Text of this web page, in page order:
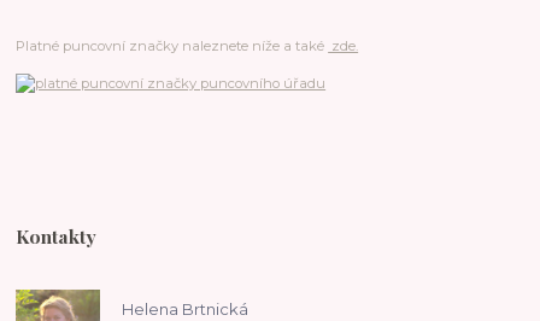
Platné puncovní značky naleznete níže a také zde.
Kontakty
Helena Brtnická